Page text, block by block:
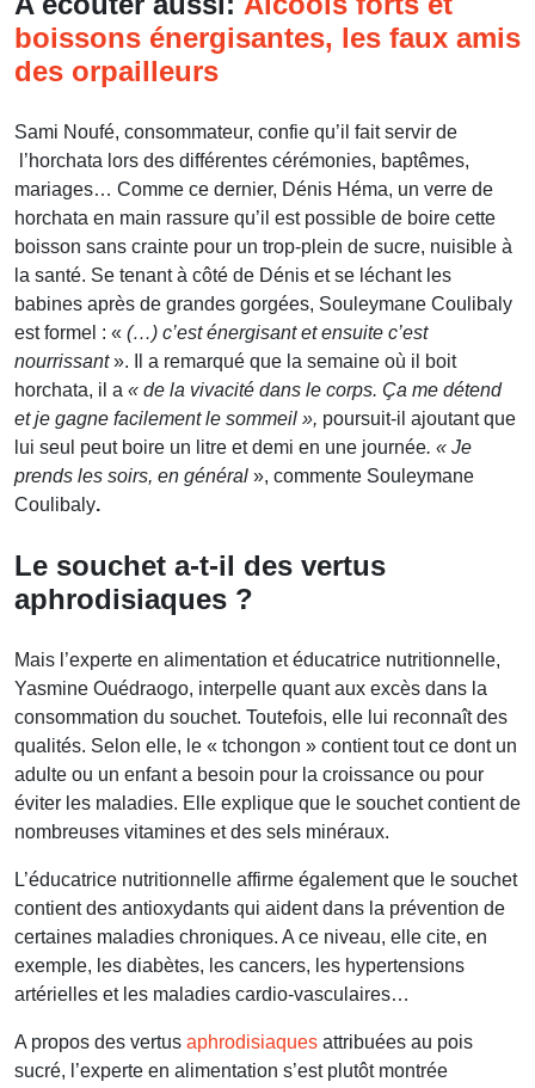
boissons énergisantes, les faux amis
des orpailleurs
Sami Noufé, consommateur, confie qu’il fait servir de
l’horchata lors des différentes cérémonies, baptêmes,
mariages… Comme ce dernier, Dénis Héma, un verre de
horchata en main rassure qu’il est possible de boire cette
boisson sans crainte pour un trop-plein de sucre, nuisible à
la santé. Se tenant à côté de Dénis et se léchant les
babines après de grandes gorgées, Souleymane Coulibaly
est formel : « (…) c’est énergisant et ensuite c’est
nourrissant». Il a remarqué que la semaine où il boit
horchata, il a « de la vivacité dans le corps. Ça me détend
et je gagne facilement le sommeil », poursuit-il ajoutant que
lui seul peut boire un litre et demi en une journée. « Je
prends les soirs, en général », commente Souleymane
Coulibaly.
Le souchet a-t-il des vertus
aphrodisiaques ?
Mais l’experte en alimentation et éducatrice nutritionnelle,
Yasmine Ouédraogo, interpelle quant aux excès dans la
consommation du souchet. Toutefois, elle lui reconnaît des
qualités. Selon elle, le « tchongon » contient tout ce dont un
adulte ou un enfant a besoin pour la croissance ou pour
éviter les maladies. Elle explique que le souchet contient de
nombreuses vitamines et des sels minéraux.
L’éducatrice nutritionnelle affirme également que le souchet
contient des antioxydants qui aident dans la prévention de
certaines maladies chroniques. A ce niveau, elle cite, en
exemple, les diabètes, les cancers, les hypertensions
artérielles et les maladies cardio-vasculaires…
A propos des vertus aphrodisiaques attribuées au pois
sucré, l’experte en alimentation s’est plutôt montrée